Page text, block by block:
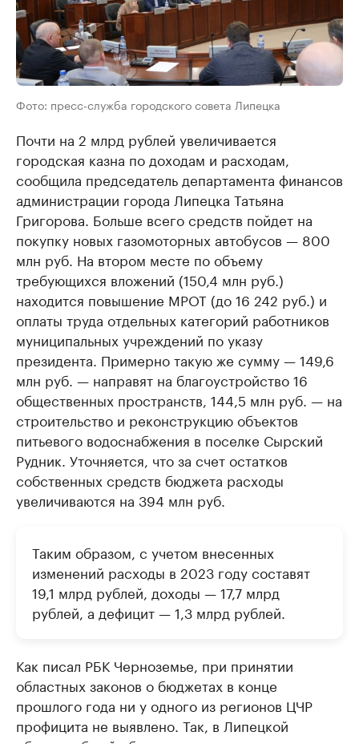
Фото: пресс-служба городского совета Липецка
Почти на 2 млрд рублей увеличивается
городская казна по доходам и расходам,
сообщила председатель департамента финансов
администрации города Липецка Татьяна
Григорова. Больше всего средств пойдет на
покупку новых газомоторных автобусов — 800
млн руб. На втором месте по объему
требующихся вложений (150,4 млн руб.)
находится повышение МРОТ (до 16 242 руб.) и
оплаты труда отдельных категорий работников
муниципальных учреждений по указу
президента. Примерно такую же сумму — 149,6
млн руб. — направят на благоустройство 16
общественных пространств, 144,5 млн руб. — на
строительство и реконструкцию объектов
питьевого водоснабжения в поселке Сырский
Рудник. Уточняется, что за счет остатков
собственных средств бюджета расходы
увеличиваются на 394 млн руб.
Таким образом, с учетом внесенных
изменений расходы в 2023 году составят
19,1 млрд рублей, доходы — 17,7 млрд
рублей, а дефицит — 1,3 млрд рублей.
Как писал РБК Черноземье, при принятии
областных законов о бюджетах в конце
прошлого года ни у одного из регионов ЦЧР
профицита не выявлено. Так, в Липецкой